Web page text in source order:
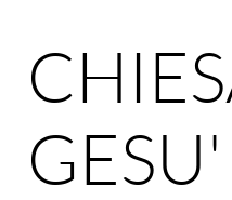
GESU'